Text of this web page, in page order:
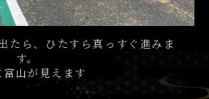
たら、ひたすら真っすぐ進みま
す。
富山が見えます